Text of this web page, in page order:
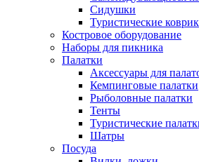
Сидушки
Туристические
Костровое оборудование
Наборы для пикника
Палатки
Аксессуары для
Кемпинговые палатки
Рыболовные палатки
Тенты
Туристические
Шатры
Посуда